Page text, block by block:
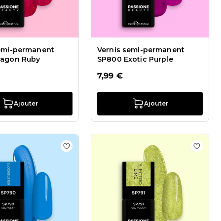
permanent
Ruby
Ajouter
Vernis semi-permanent
SP800 Exotic Purple
7,99 €
Ajouter
souhaits Vernis semi-permanent SP793 Power Red
Ajouter à la liste de souhaits Vernis semi-